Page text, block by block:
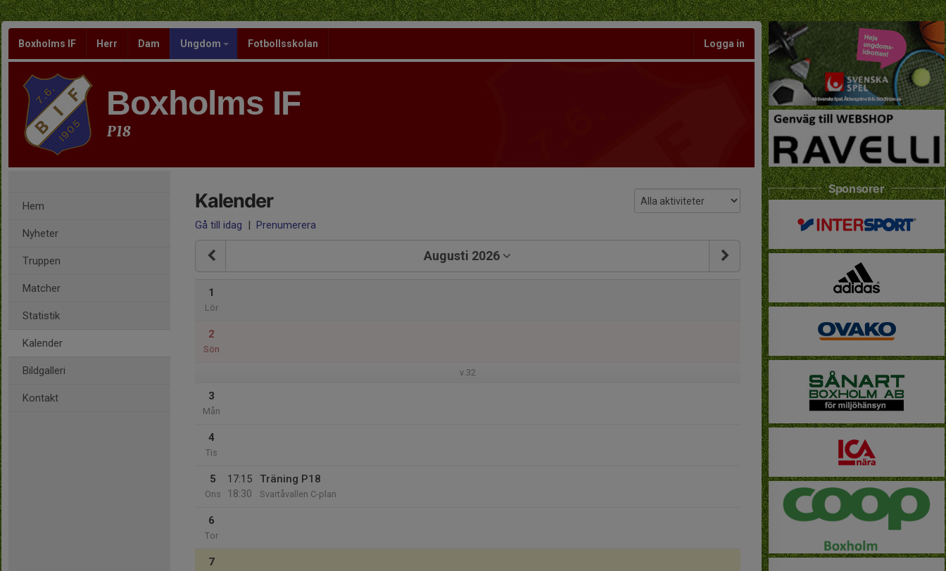
Boxholms IF Herr Dam Ungdom Fotbollsskolan Logga in
Boxholms IF
P18
Hem
Nyheter
Truppen
Matcher
Statistik
Kalender
Bildgalleri
Kontakt
Kalender
Gå till idag | Prenumerera
Augusti 2026
1
Lör
2
Sön
v.32
3
Mån
4
Tis
5
Ons
17:15
18:30
Träning P18
Svartåvallen C-plan
6
Tor
7
Sponsorer